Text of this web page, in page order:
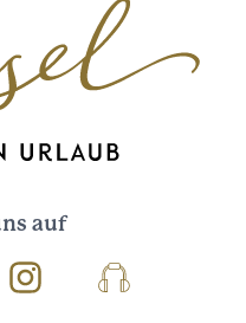
auf
InstagramPodcast